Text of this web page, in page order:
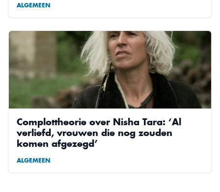
ALGEMEEN
Complottheorie over Nisha Tara: ‘Al
verliefd, vrouwen die nog zouden
komen afgezegd’
ALGEMEEN